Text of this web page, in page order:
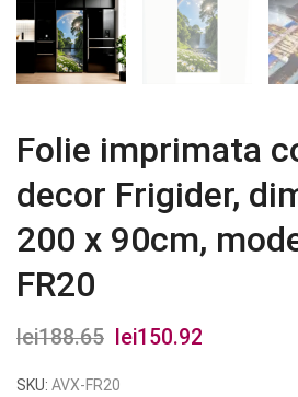
Folie imprimata
decor Frigider,
200 x 90cm,
FR20
lei188.65
Prețul
inițial
lei150.92
SKU: AVX-FR20